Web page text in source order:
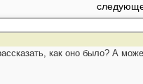
как оно было? А